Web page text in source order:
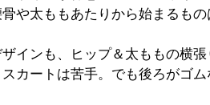
や太ももあたりから始まるも
インも、ヒップ＆太ももの横
カートは苦手。でも後ろがゴ